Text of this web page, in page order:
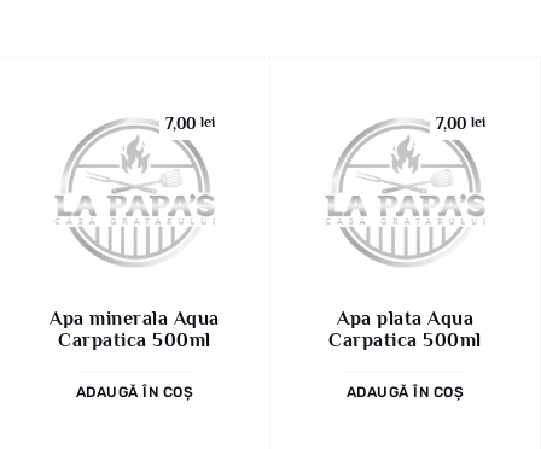
7,00lei
Apa minerala Aqua
Carpatica 500ml
ADAUGĂ ÎN COȘ
7,00lei
Apa plata Aqua
Carpatica 500ml
ADAUGĂ ÎN COȘ